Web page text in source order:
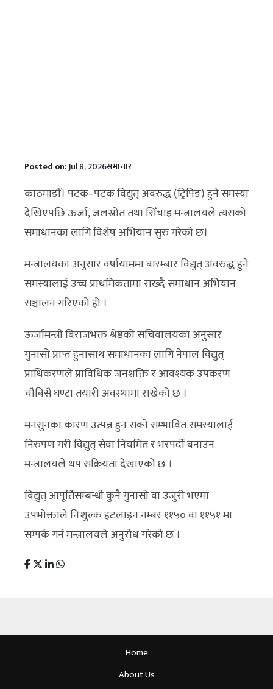
Posted on:Jul 8, 2026समाचार
काठमाडौँ। पटक–पटक विद्युत् अवरुद्ध (ट्रिपिङ) हुने समस्या
देखिएपछि ऊर्जा, जलस्रोत तथा सिँचाइ मन्त्रालयले त्यसको
समाधानका लागि विशेष अभियान सुरु गरेको छ।
मन्त्रालयका अनुसार वर्षायाममा बारम्बार विद्युत् अवरुद्ध हुने
समस्यालाई उच्च प्राथमिकतामा राख्दै समाधान अभियान
सञ्चालन गरिएको हो ।
ऊर्जामन्त्री बिराजभक्त श्रेष्ठको सचिवालयका अनुसार
गुनासो प्राप्त हुनासाथ समाधानका लागि नेपाल विद्युत्
प्राधिकरणले प्राविधिक जनशक्ति र आवश्यक उपकरण
चौबिसै घण्टा तयारी अवस्थामा राखेको छ ।
मनसुनका कारण उत्पन्न हुन सक्ने सम्भावित समस्यालाई
निरुपण गरी विद्युत् सेवा नियमित र भरपर्दो बनाउन
मन्त्रालयले थप सक्रियता देखाएको छ ।
विद्युत् आपूर्तिसम्बन्धी कुनै गुनासो वा उजुरी भएमा
उपभोक्ताले निःशुल्क हटलाइन नम्बर ११५० वा ११५१ मा
सम्पर्क गर्न मन्त्रालयले अनुरोध गरेको छ ।
Home
About Us